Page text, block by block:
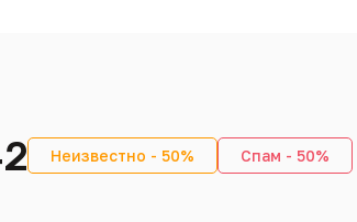
Неизвестно - 50% Спам - 50%